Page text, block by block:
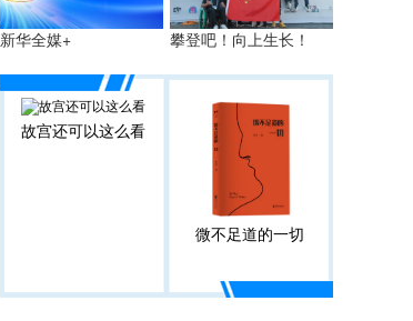
新华全媒+ 攀登吧！向上生长！
故宫还可以这么看
微不足道的一切